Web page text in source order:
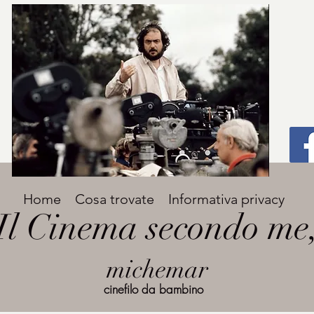
Titolo
grande
Avenir Light una delle font preferite dai
designer. Facile da leggere, viene
utilizzata per titoli e paragrafi.
Cinema secondo
michemar
Home Cosa trovate Informativa privacy
cinefilo da bambino